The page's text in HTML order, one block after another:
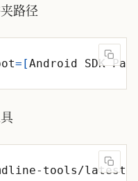
路径
= [Android SDK
tools/latest/